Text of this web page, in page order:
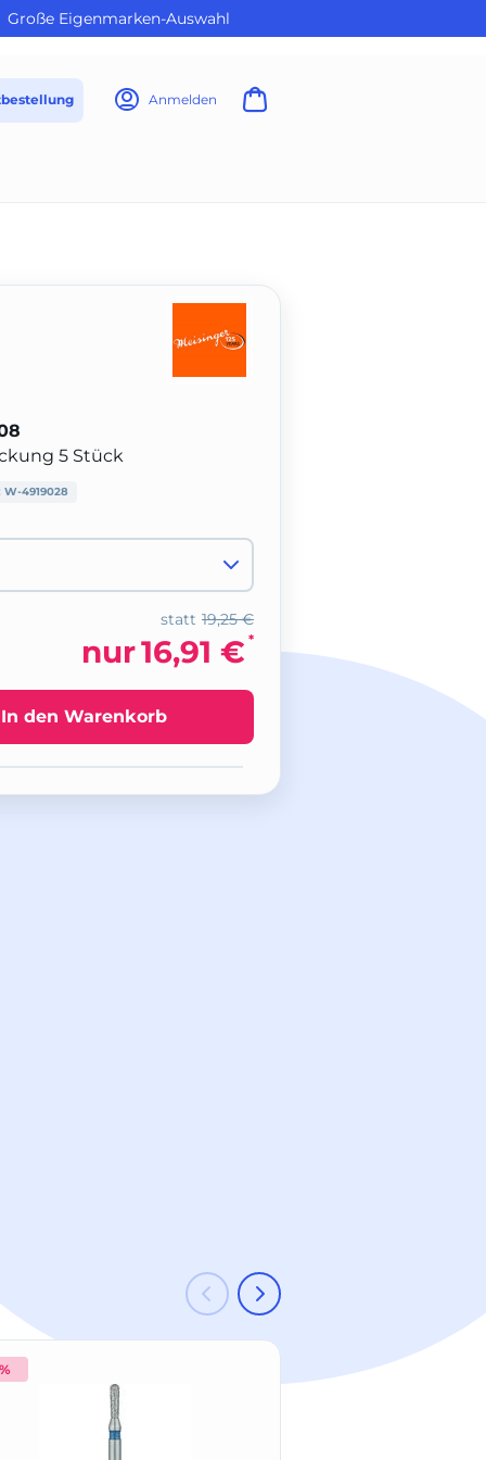
Große Eigenmarken-Auswahl
Anmelden
5 Stück
W-4919028
19,25 €
statt
nur16,91 € *
In den Warenkorb
-11 %